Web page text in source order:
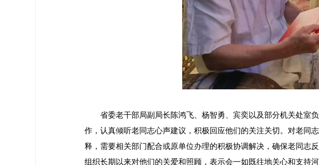
省委老干部局副局长陈鸿飞、杨智勇、宾奕以及部分机关处室负
作，认真倾听老同志心声建议，积极回应他们的关注关切。对老同
释，需要相关部门配合或原单位办理的积极协调解决，确保老同志
组织长期以来对他们的关爱和照顾，表示会一如既往地关心和支持